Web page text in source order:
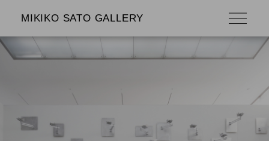
MIKIKO SATO GALLERY